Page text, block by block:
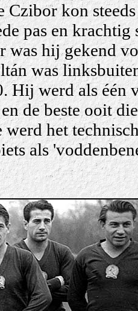
Czibor kon
pas en
was hij gekend
was
Hij werd als één
de beste ooit
werd het
als